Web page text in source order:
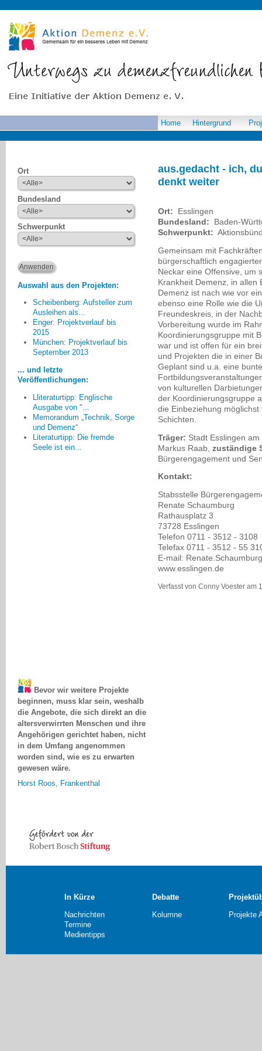
aus.gedacht - ich,
denkt weiter
Ort:
Esslingen
Bundesland:
Baden-
Schwerpunkt:
Gemeinsam mit
bürgerschaftlich
Neckar eine Offensive, um
Krankheit Demenz, in allen
Demenz ist nach wie vor
ebenso eine Rolle wie die
Freundeskreis, in der
Vorbereitung wurde im
Koordinierungsgruppe mit
war und ist offen für ein
und Projekten die in einer
Geplant sind u.a. eine
von kulturellen
der Koordinierungsgruppe
die Einbeziehung
Schichten.
Träger: Stadt Esslingen
Markus Raab, zuständige
Bürgerengagement und
Kontakt:
Stabsstelle
Renate Schaumburg
Rathausplatz 3
73728 Esslingen
Telefon 0711 - 3512 - 3108
Telefax 0711 - 3512 - 55
E-mail:
www.esslingen.de
Verfasst von Conny Voester am
Home Hintergrund
Ort
Bundesland
Schwerpunkt
Auswahl aus den Projekten:
Scheibenberg: Aufsteller zum
Ausleihen als...
Enger: Projektverlauf bis
2015
München: Projektverlauf bis
September 2013
... und letzte
Veröffentlichungen:
Lliteraturtipp: Englische
Ausgabe von "...
Memorandum „Technik, Sorge
und Demenz“
Literaturtipp: Die fremde
Seele ist ein...
Insgesamt hat es mich gefreut,
dass wir mit unserm Projekt einige
Menschen erreichen konnten, die
sich vorher mit dem Bereich
Demenz nicht befasst waren und
jetzt sehr viel Initiative zeigen.
Renate Flora, Oberursel
beginnen, muss klar sein, weshalb
die Angebote, die sich direkt an die
altersverwirrten Menschen und ihre
Angehörigen gerichtet haben, nicht
in dem Umfang angenommen
worden sind, wie es zu erwarten
gewesen wäre.
Horst Roos, Frankenthal
In Kürze
Nachrichten
Termine
Medientipps
Debatte
Kolumne
Projekte